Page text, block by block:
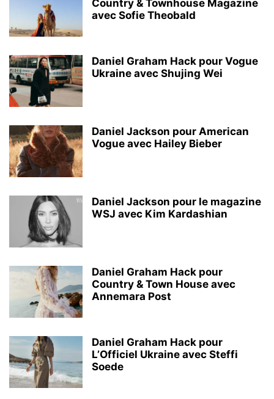
Country & Townhouse Magazine
avec Sofie Theobald
Daniel Graham Hack pour Vogue
Ukraine avec Shujing Wei
Daniel Jackson pour American
Vogue avec Hailey Bieber
Daniel Jackson pour le magazine
WSJ avec Kim Kardashian
Daniel Graham Hack pour
Country & Town House avec
Annemara Post
Daniel Graham Hack pour
L’Officiel Ukraine avec Steffi
Soede